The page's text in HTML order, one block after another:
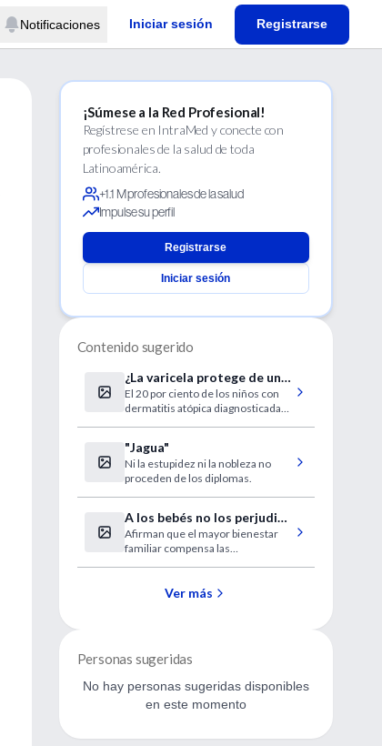
Notificaciones Iniciar sesión Registrarse
¡Súmese a la Red Profesional!
Regístrese en IntraMed y conecte con
profesionales de la salud de toda
Latinoamérica.
+1.1 M profesionales de la salud
Impulse su perfil
Registrarse
Iniciar sesión
Contenido sugerido
¿La varicela protege de una
enfermedad de la piel?
El 20 por ciento de los niños con
dermatitis atópica diagnosticada
grupo sin la dermatitis.
"Jagua"
Ni la estupidez ni la nobleza no
proceden de los diplomas.
A los bebés no los perjudica
que su mamá vuelva al
trabajo
Afirman que el mayor bienestar
familiar compensa las
Ver más
Personas sugeridas
No hay personas sugeridas disponibles
en este momento